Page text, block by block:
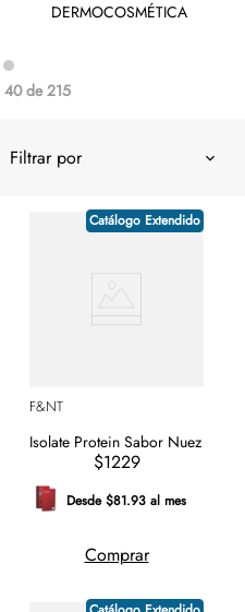
DERMOCOSMÉTICA
40 de 215
Catálogo Extendido
F&NT
Isolate Protein Sabor Nuez
$1229
Desde $81.93 al mes
Comprar